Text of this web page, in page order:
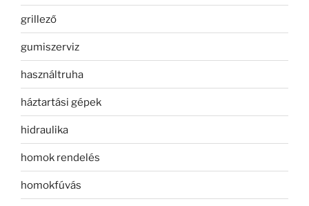
grillező
gumiszerviz
használtruha
háztartási gépek
hidraulika
homok rendelés
homokfúvás